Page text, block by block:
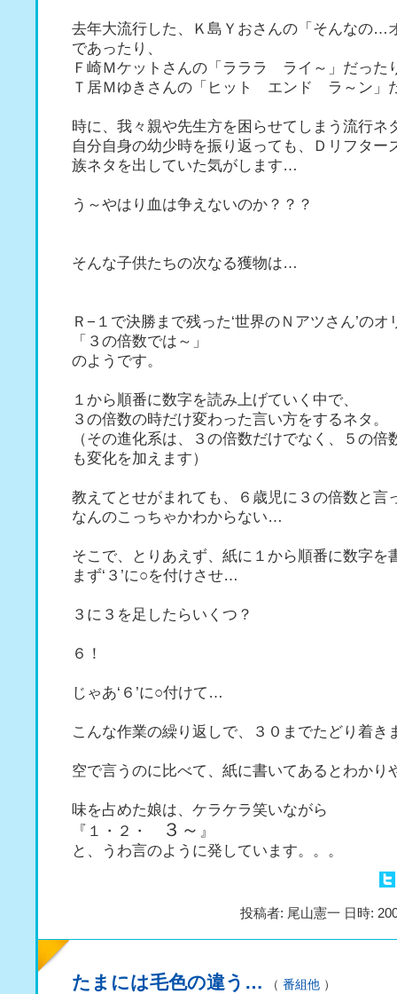
去年大流行した、Ｋ島Ｙおさんの「そんなの…
であったり、
Ｆ崎Ｍケットさんの「ラララ ライ～」だった
Ｔ居Ｍゆきさんの「ヒット エンド ラ～ン」
時に、我々親や先生方を困らせてしまう流行ネ
自分自身の幼少時を振り返っても、Ｄリフター
族ネタを出していた気がします…
う～やはり血は争えないのか？？？
そんな子供たちの次なる獲物は…
Ｒ−１で決勝まで残った‘世界のＮアツさん’の
「３の倍数では～」
のようです。
１から順番に数字を読み上げていく中で、
３の倍数の時だけ変わった言い方をするネタ。
（その進化系は、３の倍数だけでなく、５の倍
も変化を加えます）
教えてとせがまれても、６歳児に３の倍数と言
なんのこっちゃかわからない…
そこで、とりあえず、紙に１から順番に数字を
まず‘３’に○を付けさせ…
３に３を足したらいくつ？
６！
じゃあ‘６’に○付けて…
こんな作業の繰り返しで、３０までたどり着き
空で言うのに比べて、紙に書いてあるとわかり
味を占めた娘は、ケラケラ笑いながら
『１・２・
３～ 』
と、うわ言のように発しています。。。
投稿者: 尾山憲一 日時:
たまには毛色の違う… （ 番組他 ）